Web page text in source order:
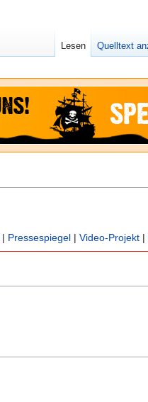
| Pressespiegel | Video-Projekt |
Lesen Quelltext